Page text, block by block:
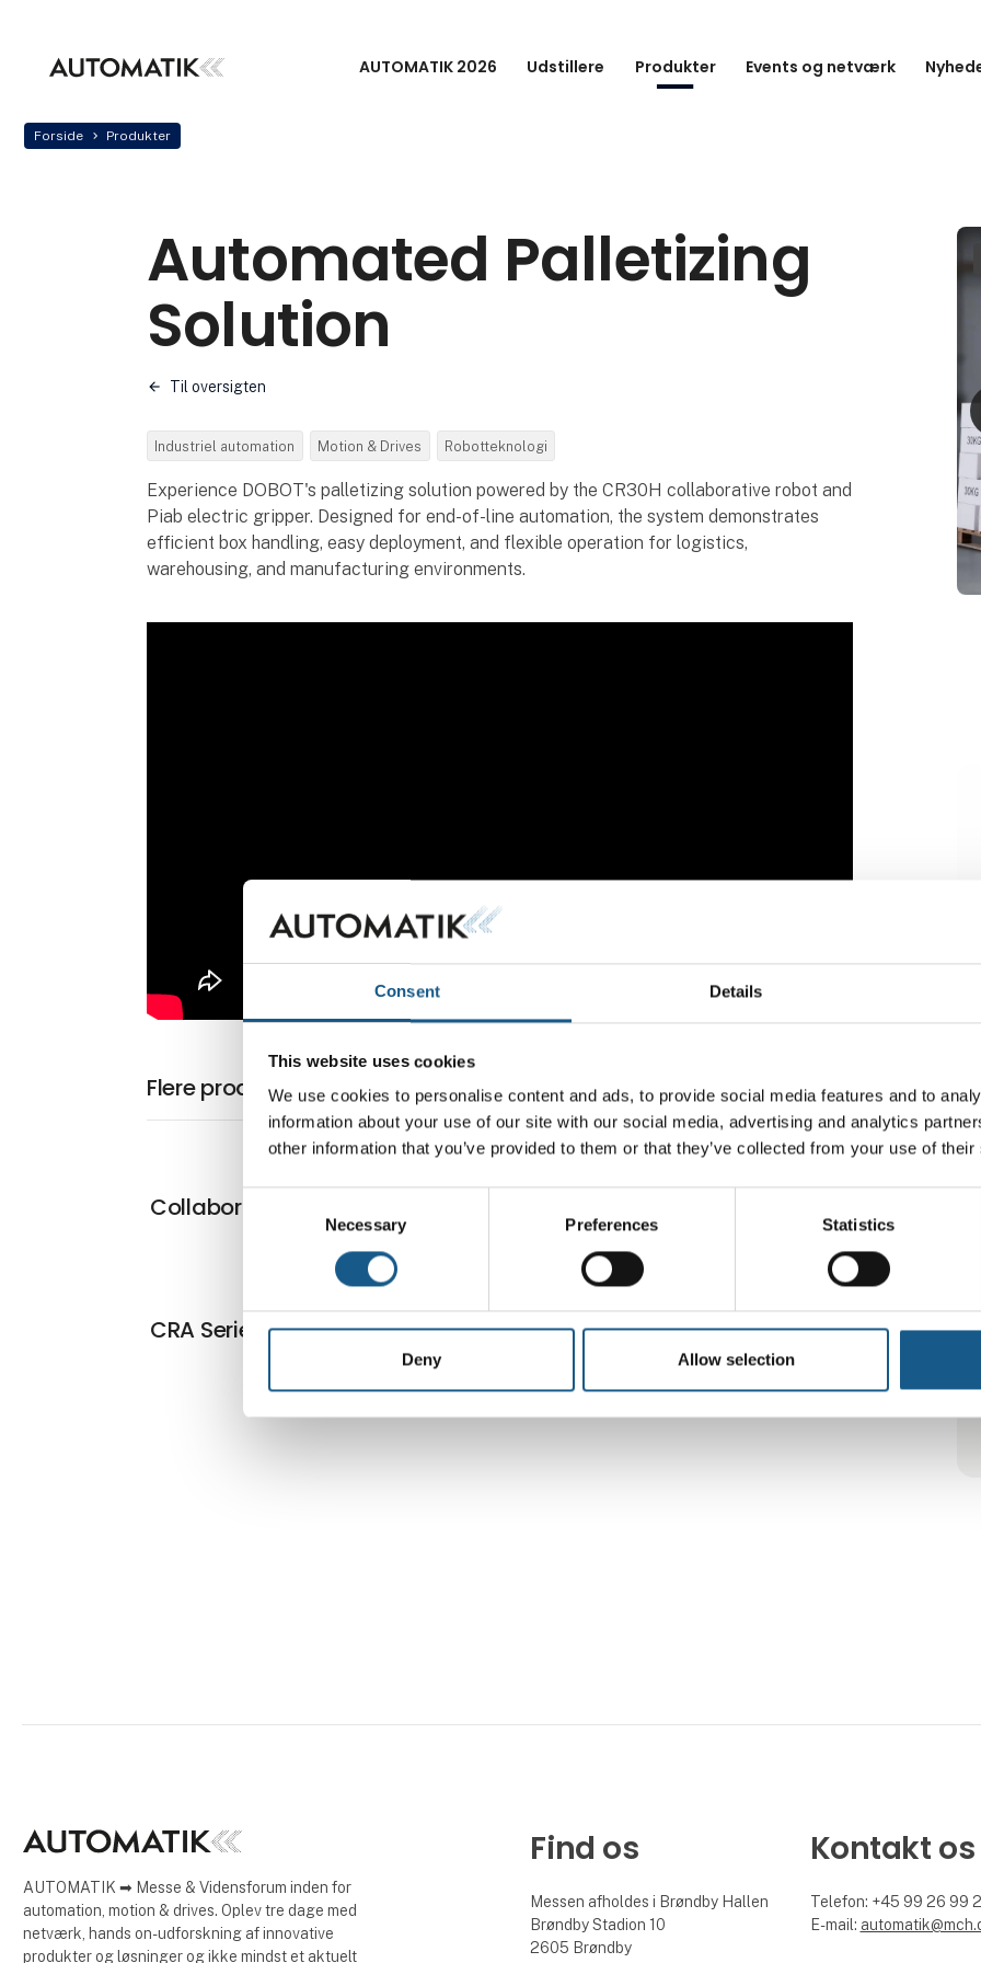
Consent Details
This website uses cookies
We use cookies to personalise content and ads, to provide social media features and to
information about your use of our site with our social media, advertising and analytics
other information that you’ve provided to them or that they’ve collected from your use of
Necessary Preferences Statistics
Deny Allow selection
AUTOMATIK 2026 Udstillere Produkter Events og netværk
Forside Produkter
Automated Palletizing
Solution
Til oversigten
Industriel automation Motion & Drives Robotteknologi
Experience DOBOT's palletizing solution powered by the CR30H collaborative robot and
Piab electric gripper. Designed for end-of-line automation, the system demonstrates
efficient box handling, easy deployment, and flexible operation for logistics,
warehousing, and manufacturing environments.
Flere produkter fra Dobot Europe GmbH
Collaborative Welding Solution
CRA Series Collaborative Robot
AUTOMATIK ➡ Messe & Vidensforum inden for
automation, motion & drives. Oplev tre dage med
netværk, hands on-udforskning af innovative
produkter og løsninger og ikke mindst et aktuelt
Find os
Messen afholdes i Brøndby Hallen
Brøndby Stadion 10
2605 Brøndby
Kontakt os
Telefon: +45 99 26 99
E-mail: